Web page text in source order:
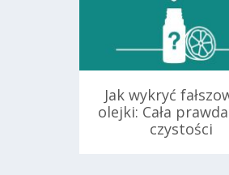
Jak wykryć
olejki: Cała
czystości